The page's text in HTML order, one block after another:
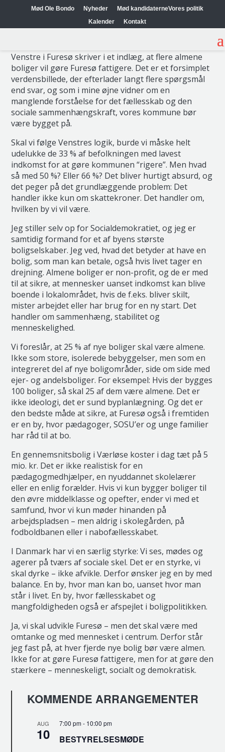
Mød Ole Bondo Nyheder Mød kandidaterneVores politik
Kalender
Kontakt
Ikke kun for de velstillede
Venstre i Furesø skriver i et indlæg, at flere almene
boliger vil gøre Furesø fattigere. Det er et forsimplet
verdensbillede, der efterlader langt flere spørgsmål
end svar, og som i mine øjne vidner om en
manglende forståelse for det fællesskab og den
sociale sammenhængskraft, vores kommune bør
være bygget på.
Skal vi følge Venstres logik, burde vi måske helt
udelukke de 33 % af befolkningen med lavest
indkomst for at gøre kommunen “rigere”. Men hvad
så med 50 %? Eller 66 %? Det bliver hurtigt absurd, og
det peger på det grundlæggende problem: Det
handler ikke kun om skattekroner. Det handler om,
hvilken by vi vil være.
Jeg stiller selv op for Socialdemokratiet, og jeg er
samtidig formand for et af byens største
boligselskaber. Jeg ved, hvad det betyder at have en
bolig, som man kan betale, også hvis livet tager en
drejning. Almene boliger er non-profit, og de er med
til at sikre, at mennesker uanset indkomst kan blive
boende i lokalområdet, hvis de f.eks. bliver skilt,
mister arbejdet eller har brug for en ny start. Det
handler om sammenhæng, stabilitet og
menneskelighed.
Vi foreslår, at 25 % af nye boliger skal være almene.
Ikke som store, isolerede bebyggelser, men som en
integreret del af nye boligområder, side om side med
ejer- og andelsboliger. For eksempel: Hvis der bygges
100 boliger, så skal 25 af dem være almene. Det er
ikke ideologi, det er sund byplanlægning. Og det er
den bedste måde at sikre, at Furesø også i fremtiden
er en by, hvor pædagoger, SOSU’er og unge familier
har råd til at bo.
En gennemsnitsbolig i Værløse koster i dag tæt på 5
mio. kr. Det er ikke realistisk for en
pædagogmedhjælper, en nyuddannet skolelærer
eller en enlig forælder. Hvis vi kun bygger boliger til
den øvre middelklasse og opefter, ender vi med et
samfund, hvor vi kun møder hinanden på
arbejdspladsen – men aldrig i skolegården, på
fodboldbanen eller i nabofællesskabet.
I Danmark har vi en særlig styrke: Vi ses, mødes og
agerer på tværs af sociale skel. Det er en styrke, vi
skal dyrke – ikke afvikle. Derfor ønsker jeg en by med
balance. En by, hvor man kan bo, uanset hvor man
står i livet. En by, hvor fællesskabet og
mangfoldigheden også er afspejlet i boligpolitikken.
Ja, vi skal udvikle Furesø – men det skal være med
omtanke og med mennesket i centrum. Derfor står
jeg fast på, at hver fjerde nye bolig bør være almen.
Ikke for at gøre Furesø fattigere, men for at gøre den
stærkere – menneskeligt, socialt og demokratisk.
KOMMENDE ARRANGEMENTER
AUG
10
7:00 pm- 10:00 pm
BESTYRELSESMØDE